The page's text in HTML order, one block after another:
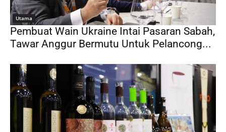
Utama
Pembuat Wain Ukraine Intai Pasaran Sabah,
Tawar Anggur Bermutu Untuk Pelancong...